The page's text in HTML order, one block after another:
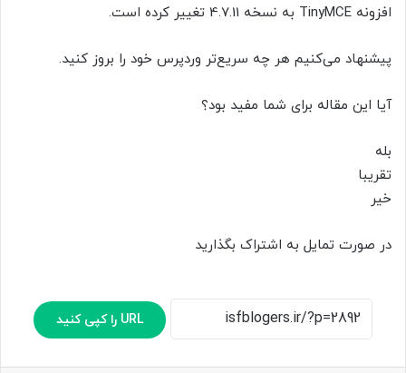
افزونه TinyMCE به نسخه 4.7.11 تغییر کرده است.
پیشنهاد می‌کنیم هر چه سریع‌تر وردپرس خود را بروز کنید.
آیا این مقاله برای شما مفید بود؟
بله
تقریبا
خیر
در صورت تمایل به اشتراک بگذارید
URL را کپی کنید